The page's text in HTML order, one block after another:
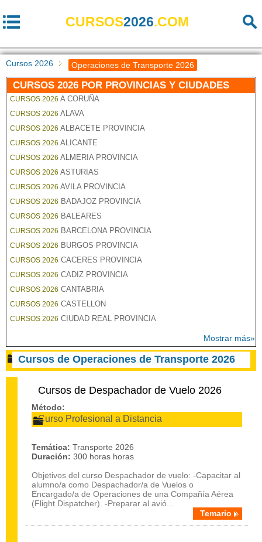
CURSOS2026.COM
Cursos 2026 Operaciones de Transporte 2026
CURSOS 2026 POR PROVINCIAS Y CIUDADES
CURSOS 2026 A CORUÑA
CURSOS 2026 ALAVA
CURSOS 2026 ALBACETE PROVINCIA
CURSOS 2026 ALICANTE
CURSOS 2026 ALMERIA PROVINCIA
CURSOS 2026 ASTURIAS
CURSOS 2026 AVILA PROVINCIA
CURSOS 2026 BADAJOZ PROVINCIA
CURSOS 2026 BALEARES
CURSOS 2026 BARCELONA PROVINCIA
CURSOS 2026 BURGOS PROVINCIA
CURSOS 2026 CACERES PROVINCIA
CURSOS 2026 CADIZ PROVINCIA
CURSOS 2026 CANTABRIA
CURSOS 2026 CASTELLON
CURSOS 2026 CIUDAD REAL PROVINCIA
Mostrar más»
Cursos de Operaciones de Transporte 2026
Cursos de Despachador de Vuelo 2026
Método:
Curso Profesional a Distancia
Temática: Transporte 2026
Duración: 300 horas horas
Objetivos del curso Despachador de vuelo: -Capacitar al
alumno/a como Despachador/a de Vuelos o
Encargado/a de Operaciones de una Compañía Aérea
(Flight Dispatcher). -Preparar al avió...
Temario